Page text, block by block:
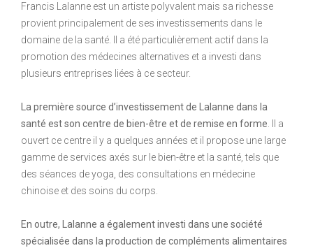
Francis Lalanne est un artiste polyvalent mais sa richesse
provient principalement de ses investissements dans le
domaine de la santé. Il a été particulièrement actif dans la
promotion des médecines alternatives et a investi dans
plusieurs entreprises liées à ce secteur.
La première source d’investissement de Lalanne dans la
santé est son centre de bien-être et de remise en forme . Il a
ouvert ce centre il y a quelques années et il propose une large
gamme de services axés sur le bien-être et la santé, tels que
des séances de yoga, des consultations en médecine
chinoise et des soins du corps.
En outre, Lalanne a également investi dans une société
spécialisée dans la production de compléments alimentaires